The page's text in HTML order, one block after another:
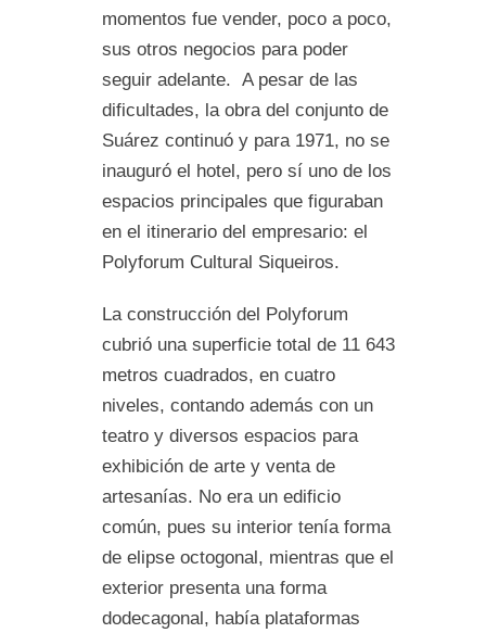
momentos fue vender, poco a poco,
sus otros negocios para poder
seguir adelante. A pesar de las
dificultades, la obra del conjunto de
Suárez continuó y para 1971, no se
inauguró el hotel, pero sí uno de los
espacios principales que figuraban
en el itinerario del empresario: el
Polyforum Cultural Siqueiros.
La construcción del Polyforum
cubrió una superficie total de 11 643
metros cuadrados, en cuatro
niveles, contando además con un
teatro y diversos espacios para
exhibición de arte y venta de
artesanías. No era un edificio
común, pues su interior tenía forma
de elipse octogonal, mientras que el
exterior presenta una forma
dodecagonal, había plataformas